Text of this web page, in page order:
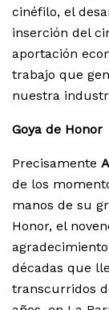
cinéfilo, el
inserción del
aportación
trabajo que
nuestra
Goya de Honor
Precisamente
de los
manos de su
Honor, el
décadas que
transcurridos